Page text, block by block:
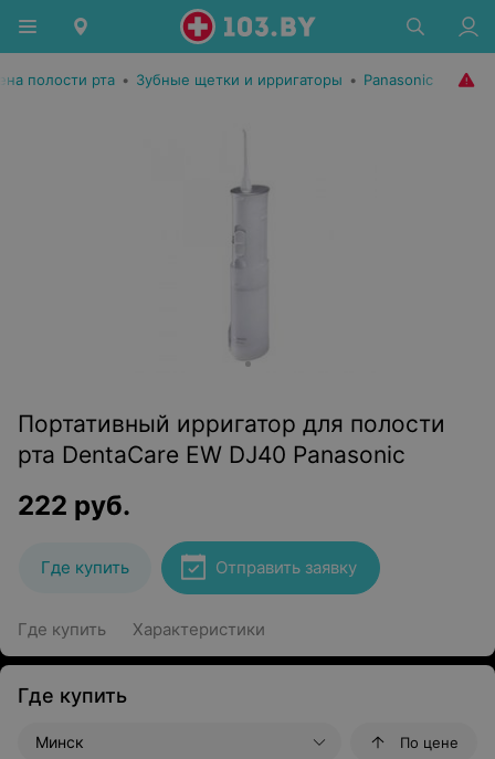
полости рта • Зубные щетки и ирригаторы • Panasonic
Портативный ирригатор для полости
рта DentaCare EW DJ40 Panasonic
222 руб.
Где купить Отправить заявку
Где купить Характеристики
Где купить
Минск По цене